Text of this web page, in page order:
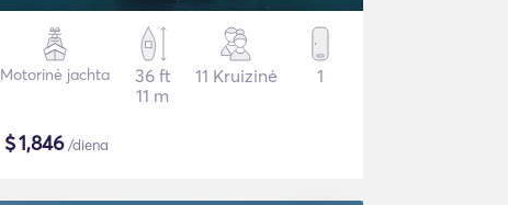
Motorinė jachta
36 ft
11 m
11 Kruizinė 1
$1,846/diena